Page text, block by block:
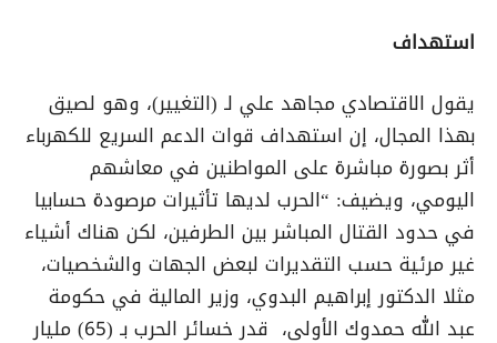
استهداف
يقول الاقتصادي مجاهد علي لـ (التغيير)، وهو لصيق
بهذا المجال، إن استهداف قوات الدعم السريع للكهرباء
أثر بصورة مباشرة على المواطنين في معاشهم
اليومي، ويضيف: “الحرب لديها تأثيرات مرصودة حسابيا
في حدود القتال المباشر بين الطرفين، لكن هناك أشياء
غير مرئية حسب التقديرات لبعض الجهات والشخصيات،
مثلا الدكتور إبراهيم البدوي، وزير المالية في حكومة
عبد الله حمدوك الأولى، قدر خسائر الحرب بـ (65) مليار